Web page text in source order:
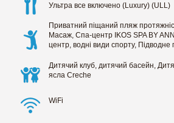
Ультра все включено (Luxury) (ULL)
Приватний піщаний пляж
Масаж, Спа-центр IKOS SPA BY
центр, водні види спорту, Підводне
Дитячий клуб, дитячий басейн,
ясла Creche
WiFi